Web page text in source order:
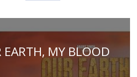
EARTH, MY BLOOD